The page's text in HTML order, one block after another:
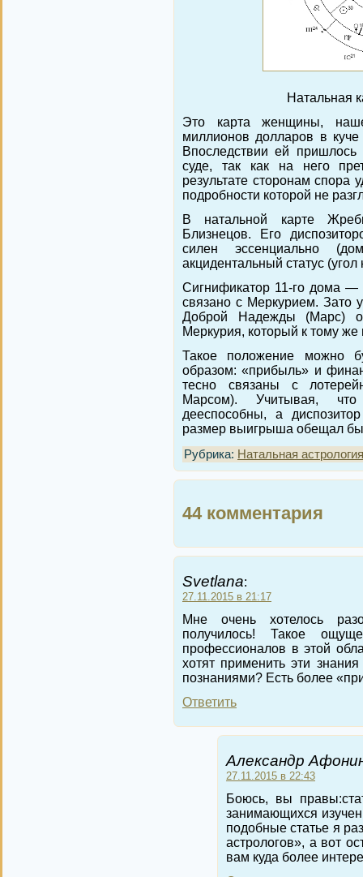
Натальная
Это карта женщины,
миллионов долларов в
Впоследствии ей
суде, так как на него
результате сторонам спора
подробности которой не
В натальной карте
Близнецов. Его
силен эссенциально
акцидентальный статус (угол
Сигнификатор 11-го дома
связано с Меркурием. Зато
Доброй Надежды (Марс)
Меркурия, который к тому
Такое положение можно
образом: «прибыль» и
тесно связаны с
Марсом). Учитывая,
дееспособны, а
размер выигрыша обещал
Рубрика: Натальная астрология
44 комментария
Svetlana:
27.11.2015 в 21:17
Мне очень хотелось
получилось! Такое
профессионалов в этой
хотят применить эти
познаниями? Есть более
Ответить
Александр
27.11.2015 в 22:43
Боюсь, вы
занимающихся
подобные статье я
астрологов», а вот
вам куда более